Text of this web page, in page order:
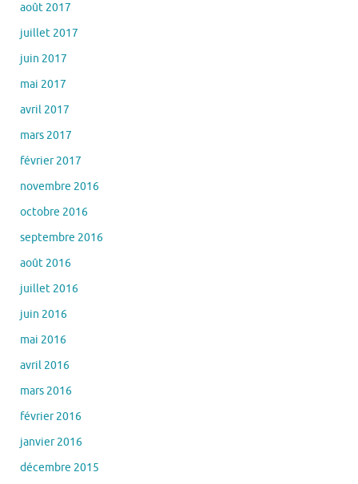
août 2017
juillet 2017
juin 2017
mai 2017
avril 2017
mars 2017
février 2017
novembre 2016
octobre 2016
septembre 2016
août 2016
juillet 2016
juin 2016
mai 2016
avril 2016
mars 2016
février 2016
janvier 2016
décembre 2015